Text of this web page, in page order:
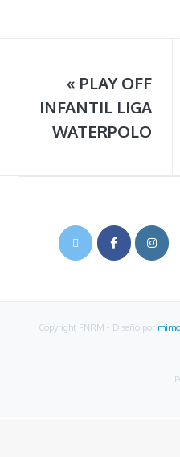
« PLAY OFF
INFANTIL LIGA
WATERPOLO
Copyright FNRM - Diseño por mimo